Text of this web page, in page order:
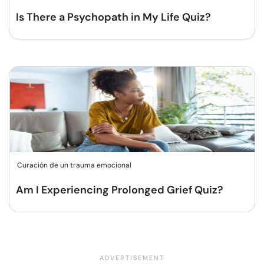
Is There a Psychopath in My Life Quiz?
Curación de un trauma emocional
Am I Experiencing Prolonged Grief Quiz?